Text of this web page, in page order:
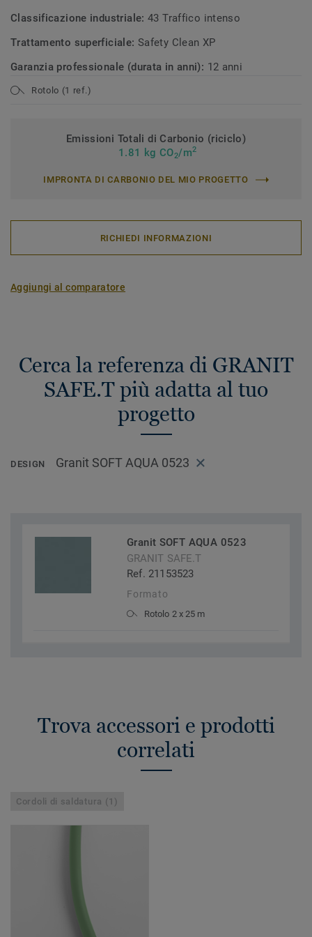
Classificazione industriale:43 Traffico intenso
Trattamento superficiale: Safety Clean XP
Garanzia professionale (durata in anni): 12 anni
Rotolo (1 ref.)
Emissioni Totali di Carbonio (riciclo)
1.81 kg CO2/m2
IMPRONTA DI CARBONIO DEL MIO PROGETTO
RICHIEDI INFORMAZIONI
Aggiungi al comparatore
Cerca la referenza di GRANIT
SAFE.T più adatta al tuo
progetto
DESIGN Granit SOFT AQUA 0523
Granit SOFT AQUA 0523
GRANIT SAFE.T
Ref. 21153523
Formato
Rotolo 2 x 25 m
Trova accessori e prodotti
correlati
Cordoli di saldatura (1)